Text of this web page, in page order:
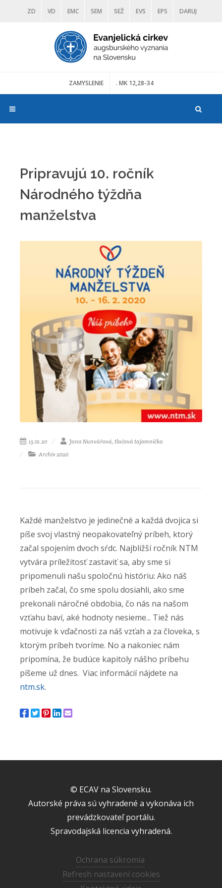
ZD VD EMC SEM SEŽ EVS EPS DARUJ
DIAKONIA ŠKOLY TRANOSCIUS
ZAMYSLENIE . MK 12,28-34
Pripravujú 10. ročník
Národného týždňa
manželstva
15.01.20
Jana Nunvářová, tlačová tajomníčka
Archív 2020
Každé manželstvo je jedinečné a každá dvojica si
píše svoj vlastný neopakovateľný príbeh, ktorý
začal spojením dvoch sŕdc. Najbližší ročník NTM
vytvára príležitosť zastaviť sa, aby sme si
pripomenuli našu spoločnú históriu: Ako náš
príbeh začal, čo sme spolu dosiahli, ako sme
prekonali náročné obdobia, čo nás na našom
vzťahu baví, aké hodnoty nesieme... Tiež nás
motivuje k vďačnosti za náš vzťah a za človeka, s
ktorým príbeh tvoríme. No a nakoniec nám
pripomína, že budúce kapitoly nášho príbehu
píšeme už dnes. Viac informácií nájdete na
ntm.sk.
© ECAV na Slovensku.
Autorské práva sú vyhradené a vykonáva ich
prevádzkovateľ portálu.
Spravodajská licencia vyhradená.
Ochrana súkromia
Refresh nastavení cookies